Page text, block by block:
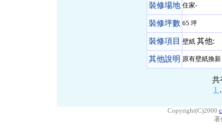
裝修場地 住家-
裝修坪數 65 坪
裝修項目 壁紙 其他:
其他說明 原有壁紙換新
1 .
Copyright(C)2000